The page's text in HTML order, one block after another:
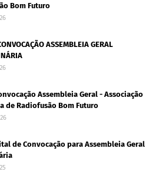
Bom Futuro
ASSEMBLEIA GERAL
Assembleia Geral - Associação
de Radiofusão Bom Futuro
de Convocação para Assembleia Geral